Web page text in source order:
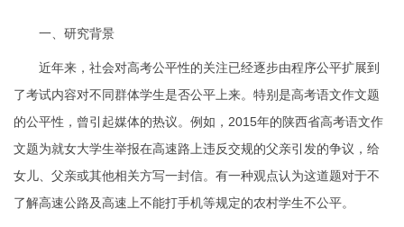
一、研究背景
近年来，社会对高考公平性的关注已经逐步由程序公平扩展到
了考试内容对不同群体学生是否公平上来。特别是高考语文作文题
的公平性，曾引起媒体的热议。例如， 2015年的陕西省高考语文作
文题为就女大学生举报在高速路上违反交规的父亲引发的争议，给
女儿、父亲或其他相关方写一封信。有一种观点认为这道题对于不
了解高速公路及高速上不能打手机等规定的农村学生不公平。